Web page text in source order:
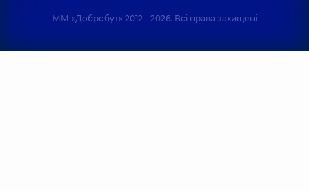
ММ «Добробут» 2012 - 2026. Всі права захищені